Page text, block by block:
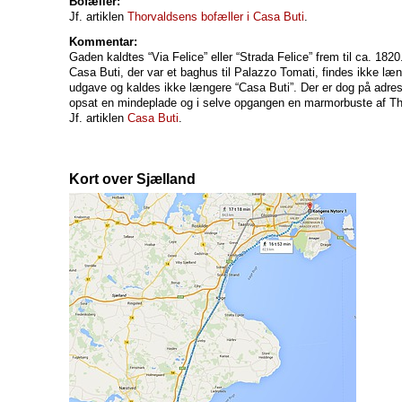
Jf. artiklen Thorvaldsens bofæller i Casa Buti
Kommentar:
Gaden kaldtes “Via Felice” eller “Strada Felice” frem til ca.
Casa Buti, der var et baghus til Palazzo Tomati, findes ikke
udgave og kaldes ikke længere “Casa Buti”. Der er dog på
opsat en mindeplade og i selve opgangen en marmorbuste af
Jf. artiklen Casa Buti
Kort over Sjælland